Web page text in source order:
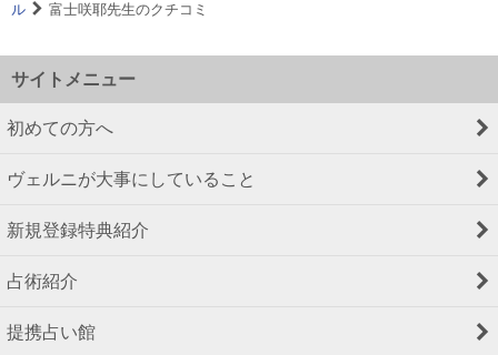
ル
富士咲耶先生のクチコミ
サイトメニュー
初めての方へ
ヴェルニが大事にしていること
新規登録特典紹介
占術紹介
提携占い館